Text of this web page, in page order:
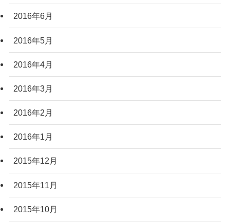
2016年6月
2016年5月
2016年4月
2016年3月
2016年2月
2016年1月
2015年12月
2015年11月
2015年10月